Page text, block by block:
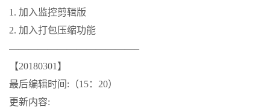
1. 加入监控剪辑版
2. 加入打包压缩功能
—————————————–
【20180301】
最后编辑时间:（15：20）
更新内容: